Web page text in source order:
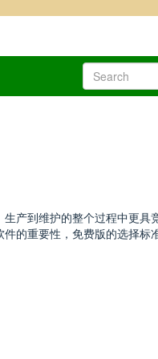
产到维护的整个过程中更具
的重要性，免费版的选择标